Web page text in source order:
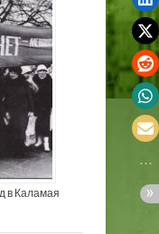
в Каламая